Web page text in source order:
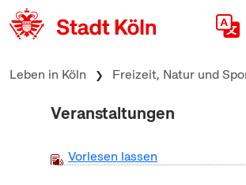
zum Inhalt springen
Leben in Köln Freizeit, Natur und
Veranstaltungen
Vorlesen lassen